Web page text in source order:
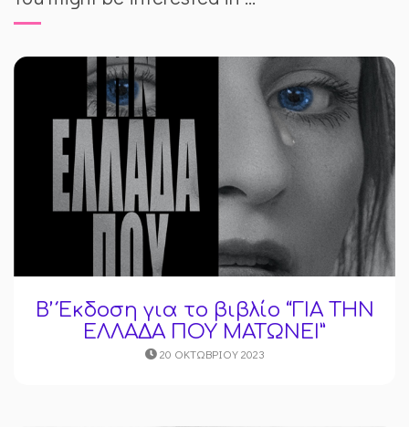
B’ Έκδοση για το βιβλίο “ΓΙΑ ΤΗΝ
ΕΛΛΑΔΑ ΠΟΥ ΜΑΤΩΝΕΙ”
20 ΟΚΤΩΒΡΊΟΥ 2023